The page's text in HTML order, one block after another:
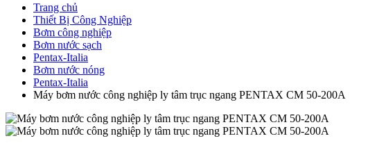
Trang chủ
Thiết Bị Công Nghiệp
Bơm công nghiệp
Bơm nước sạch
Pentax-Italia
Bơm nước nóng
Pentax-Italia
Máy bơm nước công nghiệp ly tâm trục ngang PENTAX CM 50-200A